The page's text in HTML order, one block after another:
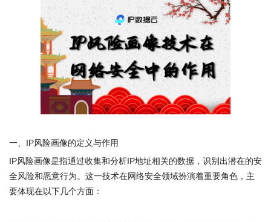
一、IP风险画像的定义与作用
IP风险画像是指通过收集和分析IP地址相关的数据，识别出潜在的安
全风险和恶意行为。这一技术在网络安全领域扮演着重要角色，主
要体现在以下几个方面：